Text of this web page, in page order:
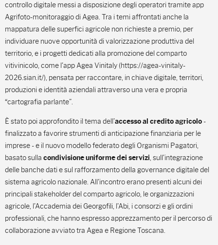
controllo digitale messi a disposizione degli operatori tramite app
Agrifoto-monitoraggio di Agea. Tra i temi affrontati anche la
mappatura delle superfici agricole non richieste a premio, per
individuare nuove opportunità di valorizzazione produttiva del
territorio, e i progetti dedicati alla promozione del comparto
vitivinicolo, come l’app Agea Vinitaly (https://agea-vinitaly-
2026.sian.it/), pensata per raccontare, in chiave digitale, territori,
produzioni e identità aziendali attraverso una vera e propria
“cartografia parlante”.
È stato poi approfondito il tema dell’accesso al credito agricolo -
finalizzato a favorire strumenti di anticipazione finanziaria per le
imprese - e il nuovo modello federato degli Organismi Pagatori,
basato sulla condivisione uniforme dei servizi, sull’integrazione
delle banche dati e sul rafforzamento della governance digitale del
sistema agricolo nazionale. All'incontro erano presenti alcuni dei
principali stakeholder del comparto agricolo, le organizzazioni
agricole, l’Accademia dei Georgofili, l’Abi, i consorzi e gli ordini
professionali, che hanno espresso apprezzamento per il percorso di
collaborazione avviato tra Agea e Regione Toscana.